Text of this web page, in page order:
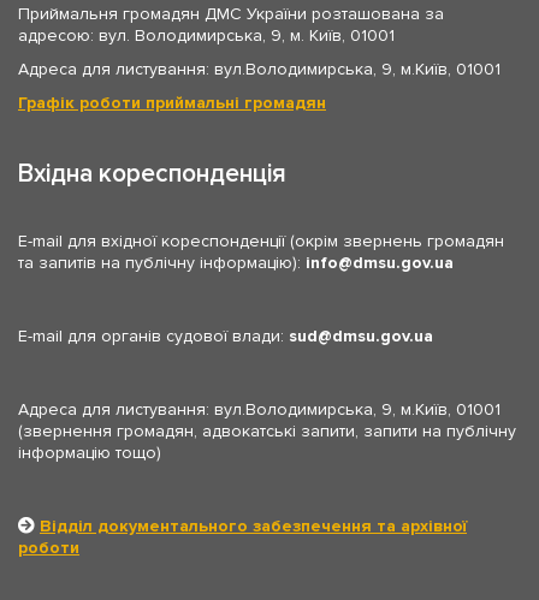
Приймальня громадян ДМС України розташована за
адресою: вул. Володимирська, 9, м. Київ, 01001
Адреса для листування: вул.Володимирська, 9, м.Київ, 01001
Графік роботи приймальні громадян
Вхідна кореспонденція
E-mail для вхідної кореспонденції (окрім звернень громадян
та запитів на публічну інформацію): info dmsu.gov.ua
E-mail для органів судової влади: sud dmsu.gov.ua
Адреса для листування: вул.Володимирська, 9, м.Київ, 01001
(звернення громадян, адвокатські запити, запити на публічну
інформацію тощо)
Відділ документального забезпечення та архівної
роботи